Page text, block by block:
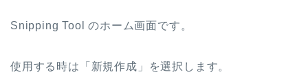
Snipping Tool のホーム画面です。
使用する時は「新規作成」を選択します。